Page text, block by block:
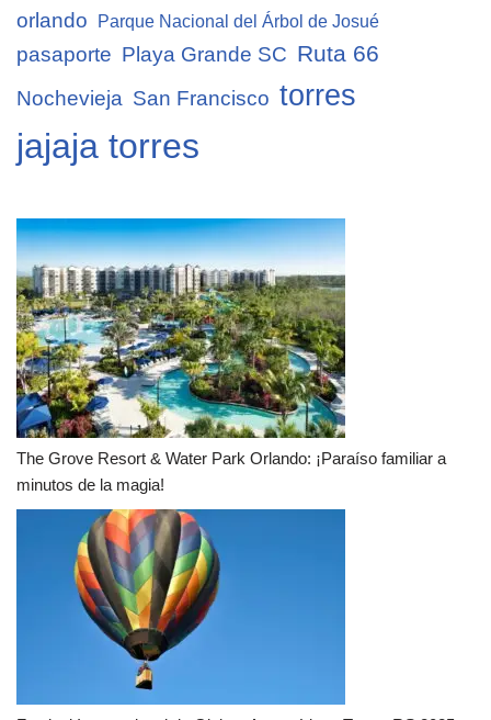
orlando Parque Nacional del Árbol de Josué
pasaporte Playa Grande SC Ruta 66
Nochevieja San Francisco torres
jajaja torres
The Grove Resort & Water Park Orlando: ¡Paraíso familiar a
minutos de la magia!